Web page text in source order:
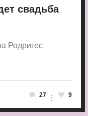
свадьба
Родригес
27 9